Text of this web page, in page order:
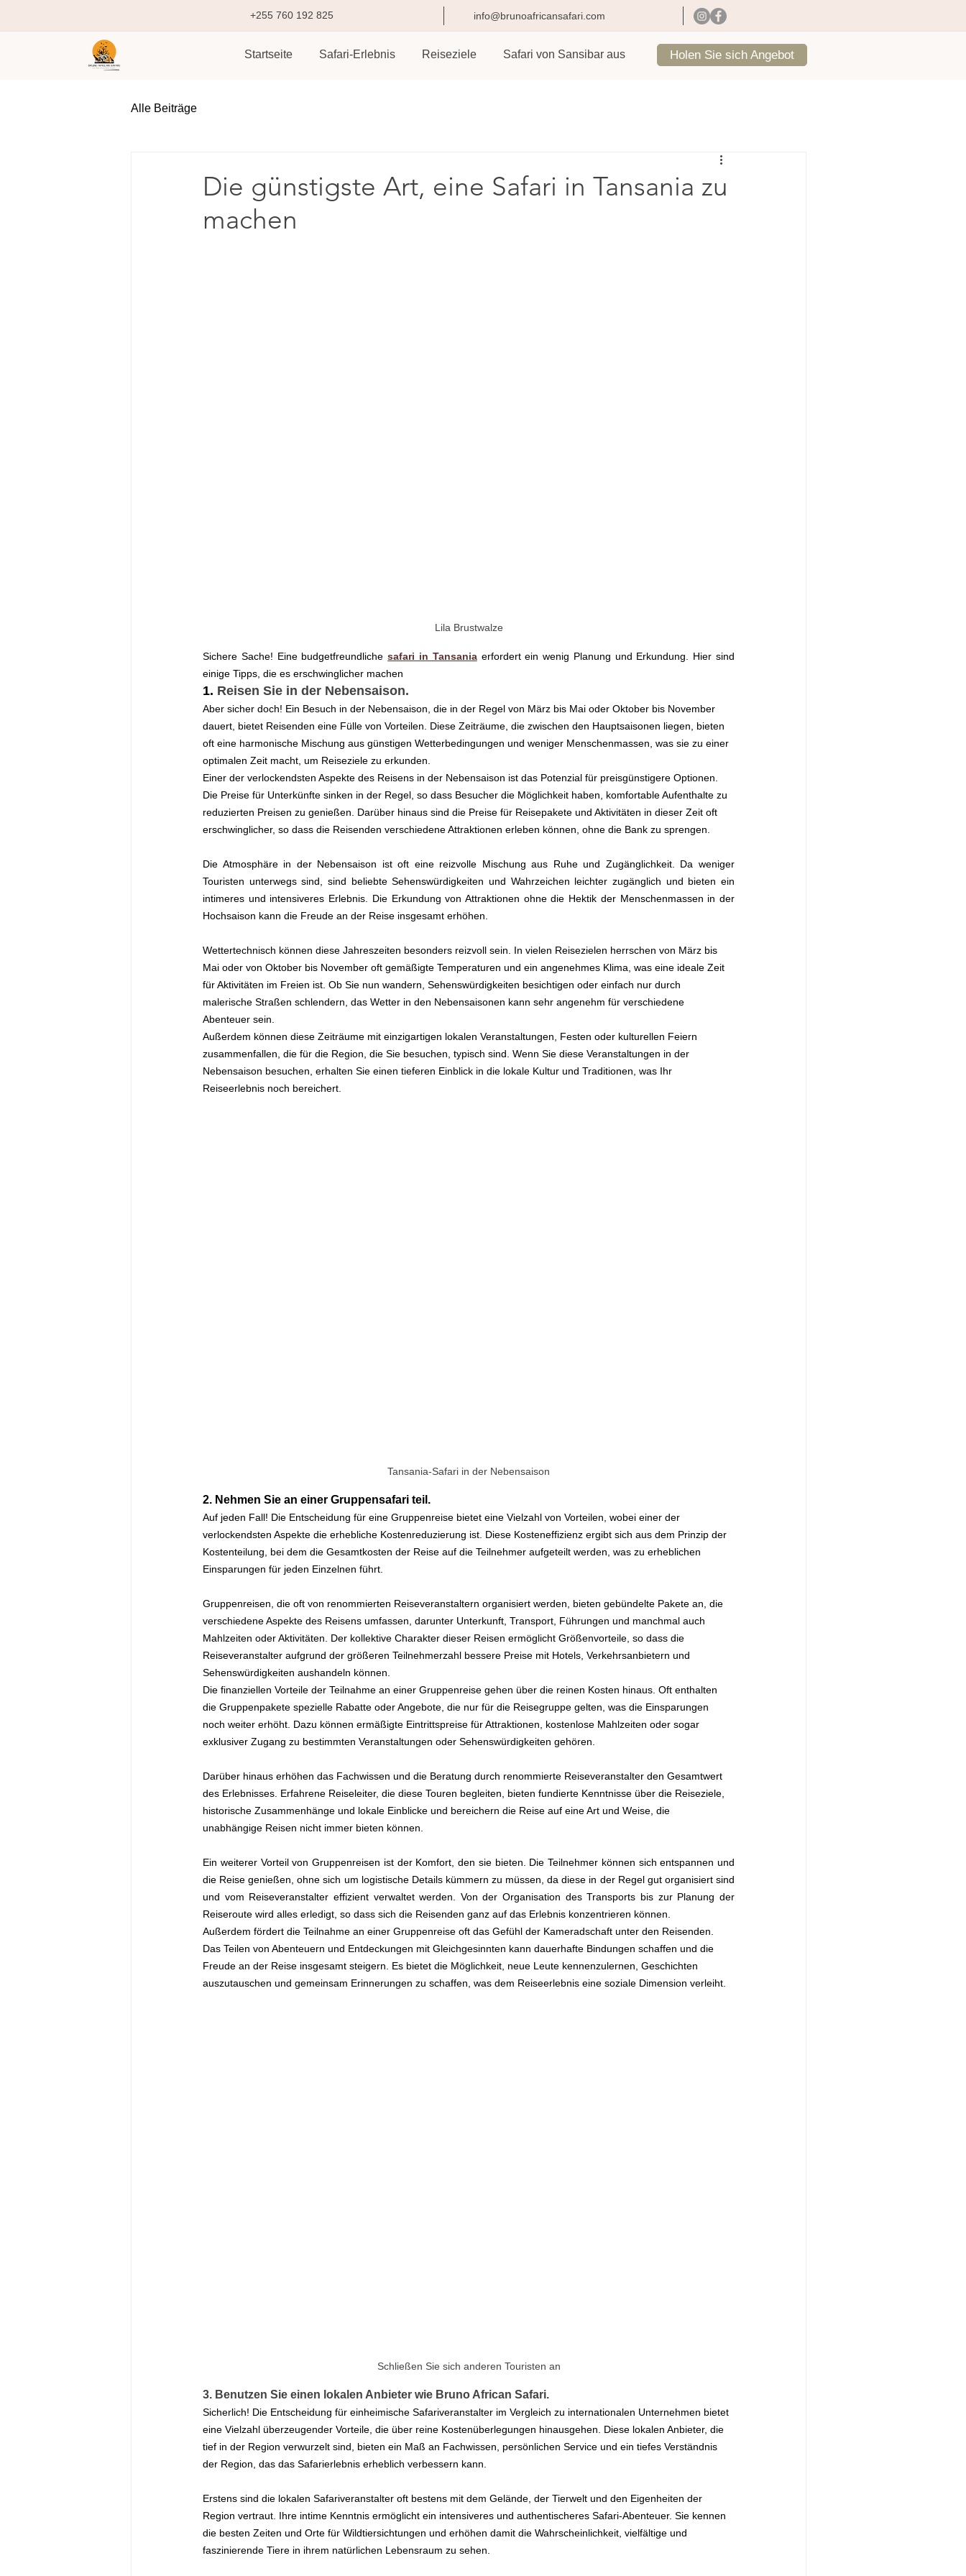
+255 760 192 825 info@brunoafricansafari.com
Startseite Safari-Erlebnis Reiseziele Safari von Sansibar aus Holen Sie sich Angebot
Alle Beiträge
Die günstigste Art, eine Safari in Tansania zu
machen
Lila Brustwalze
Sichere Sache! Eine budgetfreundliche safari in Tansania erfordert ein wenig Planung und Erkundung. Hier sind
einige Tipps, die es erschwinglicher machen
1. Reisen Sie in der Nebensaison.
Aber sicher doch! Ein Besuch in der Nebensaison, die in der Regel von März bis Mai oder Oktober bis November
dauert, bietet Reisenden eine Fülle von Vorteilen. Diese Zeiträume, die zwischen den Hauptsaisonen liegen, bieten
oft eine harmonische Mischung aus günstigen Wetterbedingungen und weniger Menschenmassen, was sie zu einer
optimalen Zeit macht, um Reiseziele zu erkunden.
Einer der verlockendsten Aspekte des Reisens in der Nebensaison ist das Potenzial für preisgünstigere Optionen.
Die Preise für Unterkünfte sinken in der Regel, so dass Besucher die Möglichkeit haben, komfortable Aufenthalte zu
reduzierten Preisen zu genießen. Darüber hinaus sind die Preise für Reisepakete und Aktivitäten in dieser Zeit oft
erschwinglicher, so dass die Reisenden verschiedene Attraktionen erleben können, ohne die Bank zu sprengen.
Die Atmosphäre in der Nebensaison ist oft eine reizvolle Mischung aus Ruhe und Zugänglichkeit. Da weniger
Touristen unterwegs sind, sind beliebte Sehenswürdigkeiten und Wahrzeichen leichter zugänglich und bieten ein
intimeres und intensiveres Erlebnis. Die Erkundung von Attraktionen ohne die Hektik der Menschenmassen in der
Hochsaison kann die Freude an der Reise insgesamt erhöhen.
Wettertechnisch können diese Jahreszeiten besonders reizvoll sein. In vielen Reisezielen herrschen von März bis
Mai oder von Oktober bis November oft gemäßigte Temperaturen und ein angenehmes Klima, was eine ideale Zeit
für Aktivitäten im Freien ist. Ob Sie nun wandern, Sehenswürdigkeiten besichtigen oder einfach nur durch
malerische Straßen schlendern, das Wetter in den Nebensaisonen kann sehr angenehm für verschiedene
Abenteuer sein.
Außerdem können diese Zeiträume mit einzigartigen lokalen Veranstaltungen, Festen oder kulturellen Feiern
zusammenfallen, die für die Region, die Sie besuchen, typisch sind. Wenn Sie diese Veranstaltungen in der
Nebensaison besuchen, erhalten Sie einen tieferen Einblick in die lokale Kultur und Traditionen, was Ihr
Reiseerlebnis noch bereichert.
Tansania-Safari in der Nebensaison
2. Nehmen Sie an einer Gruppensafari teil.
Auf jeden Fall! Die Entscheidung für eine Gruppenreise bietet eine Vielzahl von Vorteilen, wobei einer der
verlockendsten Aspekte die erhebliche Kostenreduzierung ist. Diese Kosteneffizienz ergibt sich aus dem Prinzip der
Kostenteilung, bei dem die Gesamtkosten der Reise auf die Teilnehmer aufgeteilt werden, was zu erheblichen
Einsparungen für jeden Einzelnen führt.
Gruppenreisen, die oft von renommierten Reiseveranstaltern organisiert werden, bieten gebündelte Pakete an, die
verschiedene Aspekte des Reisens umfassen, darunter Unterkunft, Transport, Führungen und manchmal auch
Mahlzeiten oder Aktivitäten. Der kollektive Charakter dieser Reisen ermöglicht Größenvorteile, so dass die
Reiseveranstalter aufgrund der größeren Teilnehmerzahl bessere Preise mit Hotels, Verkehrsanbietern und
Sehenswürdigkeiten aushandeln können.
Die finanziellen Vorteile der Teilnahme an einer Gruppenreise gehen über die reinen Kosten hinaus. Oft enthalten
die Gruppenpakete spezielle Rabatte oder Angebote, die nur für die Reisegruppe gelten, was die Einsparungen
noch weiter erhöht. Dazu können ermäßigte Eintrittspreise für Attraktionen, kostenlose Mahlzeiten oder sogar
exklusiver Zugang zu bestimmten Veranstaltungen oder Sehenswürdigkeiten gehören.
Darüber hinaus erhöhen das Fachwissen und die Beratung durch renommierte Reiseveranstalter den Gesamtwert
des Erlebnisses. Erfahrene Reiseleiter, die diese Touren begleiten, bieten fundierte Kenntnisse über die Reiseziele,
historische Zusammenhänge und lokale Einblicke und bereichern die Reise auf eine Art und Weise, die
unabhängige Reisen nicht immer bieten können.
Ein weiterer Vorteil von Gruppenreisen ist der Komfort, den sie bieten. Die Teilnehmer können sich entspannen und
die Reise genießen, ohne sich um logistische Details kümmern zu müssen, da diese in der Regel gut organisiert sind
und vom Reiseveranstalter effizient verwaltet werden. Von der Organisation des Transports bis zur Planung der
Reiseroute wird alles erledigt, so dass sich die Reisenden ganz auf das Erlebnis konzentrieren können.
Außerdem fördert die Teilnahme an einer Gruppenreise oft das Gefühl der Kameradschaft unter den Reisenden.
Das Teilen von Abenteuern und Entdeckungen mit Gleichgesinnten kann dauerhafte Bindungen schaffen und die
Freude an der Reise insgesamt steigern. Es bietet die Möglichkeit, neue Leute kennenzulernen, Geschichten
auszutauschen und gemeinsam Erinnerungen zu schaffen, was dem Reiseerlebnis eine soziale Dimension verleiht.
Schließen Sie sich anderen Touristen an
3. Benutzen Sie einen lokalen Anbieter wie Bruno African Safari.
Sicherlich! Die Entscheidung für einheimische Safariveranstalter im Vergleich zu internationalen Unternehmen bietet
eine Vielzahl überzeugender Vorteile, die über reine Kostenüberlegungen hinausgehen. Diese lokalen Anbieter, die
tief in der Region verwurzelt sind, bieten ein Maß an Fachwissen, persönlichen Service und ein tiefes Verständnis
der Region, das das Safarierlebnis erheblich verbessern kann.
Erstens sind die lokalen Safariveranstalter oft bestens mit dem Gelände, der Tierwelt und den Eigenheiten der
Region vertraut. Ihre intime Kenntnis ermöglicht ein intensiveres und authentischeres Safari-Abenteuer. Sie kennen
die besten Zeiten und Orte für Wildtiersichtungen und erhöhen damit die Wahrscheinlichkeit, vielfältige und
faszinierende Tiere in ihrem natürlichen Lebensraum zu sehen.